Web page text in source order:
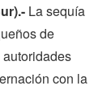
La sequía
de
con la